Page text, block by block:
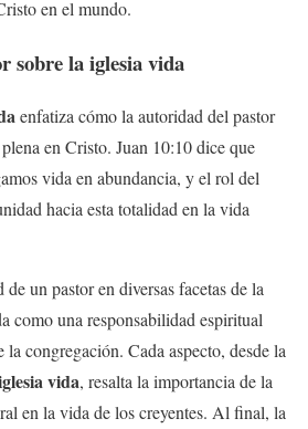
en el mundo.
sobre laiglesia vida
enfatiza cómo la autoridad del pastor
en Cristo. Juan 10:10 dice que
vida en abundancia, y el rol del
hacia esta totalidad en la vida
un pastor en diversas facetas de la
como una responsabilidad espiritual
la congregación. Cada aspecto, desde la
vida, resalta la importancia de la
en la vida de los creyentes. Al final, la